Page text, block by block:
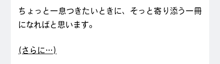
ちょっと一息つきたいときに、そっと寄り添う一冊
になればと思います。
(さらに…)